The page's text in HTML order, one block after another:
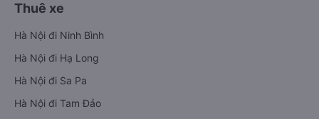
Thuê xe
Hà Nội đi Ninh Bình
Hà Nội đi Hạ Long
Hà Nội đi Sa Pa
Hà Nội đi Tam Đảo